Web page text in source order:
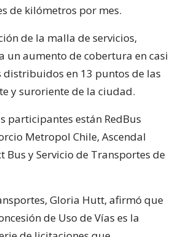
de kilómetros por mes.
de la malla de servicios,
un aumento de cobertura en casi
distribuidos en 13 puntos de las
y suroriente de la ciudad.
participantes están RedBus
Metropol Chile, Ascendal
Bus y Servicio de Transportes de
Gloria Hutt, afirmó que
de Uso de Vías es la